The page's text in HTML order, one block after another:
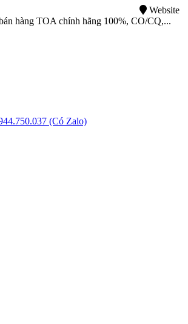
Website
hàng TOA chính hãng 100%, CO/CQ,...
(Có Zalo)